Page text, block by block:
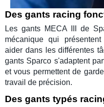
Des gants racing
Les gants MECA III de
mécanique qui
aider dans les différentes
gants Sparco s'adaptent
et vous permettent de
travail de précision.
Des gants typés